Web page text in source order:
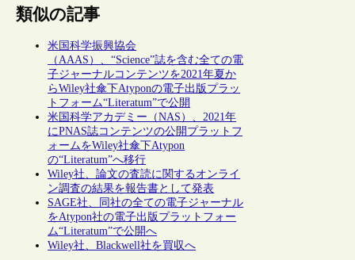
類似の記事
米国科学振興協会
（AAAS）、“Science”誌を含む全ての電
子ジャーナルコンテンツを2021年夏か
らWiley社傘下Atyponの電子出版プラッ
トフォーム“Literatum”で公開
米国科学アカデミー（NAS）、2021年
にPNAS誌コンテンツの公開プラットフ
ォームをWiley社傘下Atypon
の“Literatum”へ移行
Wiley社、論文の査読に関するオンライ
ン調査の結果を報告書として発表
SAGE社、同社の全ての電子ジャーナル
をAtypon社の電子出版プラットフォー
ム“Literatum”で公開へ
Wiley社、Blackwell社を買収へ